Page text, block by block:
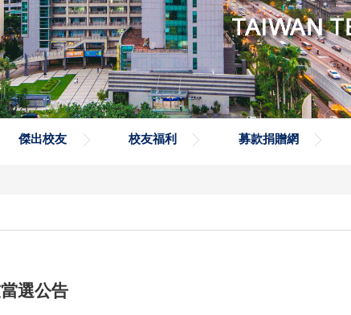
傑出校友 校友福利 募款捐贈網
選公告